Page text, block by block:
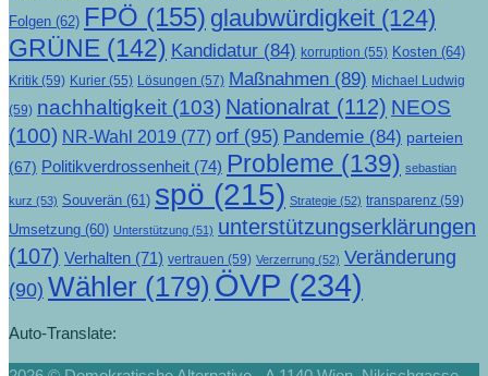
Folgen (62) FPÖ (155) glaubwürdigkeit (124)
GRÜNE (142) Kandidatur (84) korruption (55) Kosten (64)
Kritik (59) Kurier (55) Lösungen (57) Maßnahmen (89) Michael Ludwig
(59) nachhaltigkeit (103) Nationalrat (112) NEOS
(100) NR-Wahl 2019 (77) orf (95) Pandemie (84) parteien
(67) Politikverdrossenheit (74) Probleme (139) sebastian
kurz (53) Souverän (61) spö (215) Strategie (52) transparenz (59)
Umsetzung (60) Unterstützung (51) unterstützungserklärungen
(107) Verhalten (71) vertrauen (59) Verzerrung (52) Veränderung
(90) Wähler (179) ÖVP (234)
Auto-Translate: